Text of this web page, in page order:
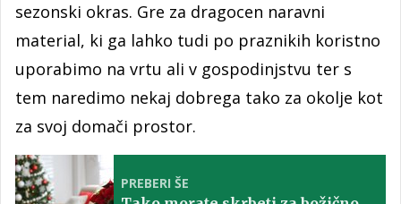
sezonski okras. Gre za dragocen naravni
material, ki ga lahko tudi po praznikih koristno
uporabimo na vrtu ali v gospodinjstvu ter s
tem naredimo nekaj dobrega tako za okolje kot
za svoj domači prostor.
PREBERI ŠE